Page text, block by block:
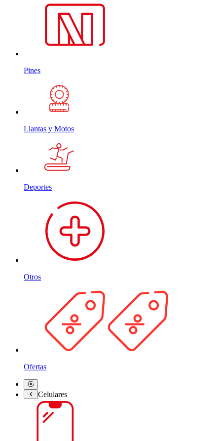
Pines
Llantas y Motos
Deportes
Otros
Ofertas
Celulares